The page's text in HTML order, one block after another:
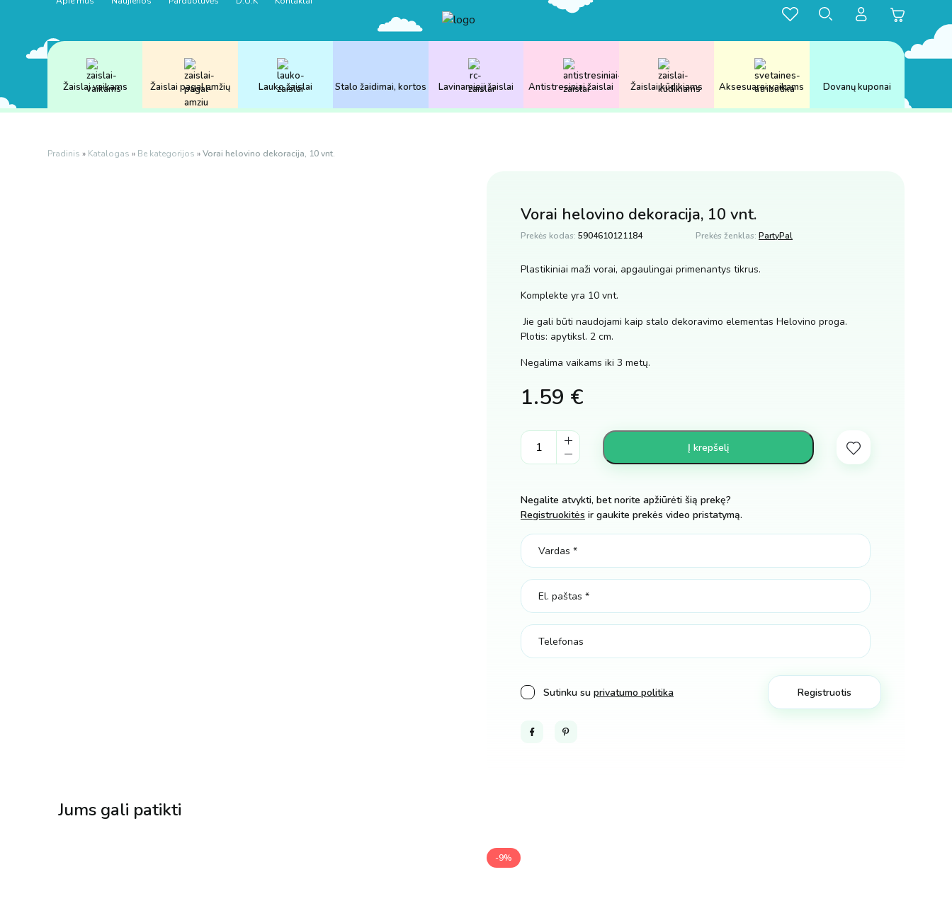
Žaislai vaikams Žaislai pagal amžių Lauko žaislai Stalo žaidimai, kortos Lavinamieji žaislai Antistresiniai žaislai Žaislai kūdikiams Aksesuarai vaikams Dovanų kuponai
Pradinis » Katalogas » Be kategorijos »Vorai helovino dekoracija, 10 vnt.
Vorai helovino dekoracija, 10 vnt.
Prekės kodas: 5904610121184 Prekės ženklas: PartyPal
Plastikiniai maži vorai, apgaulingai primenantys tikrus.
Komplekte yra 10 vnt.
Jie gali būti naudojami kaip stalo dekoravimo elementas Helovino proga.
Plotis: apytiksl. 2 cm.
Negalima vaikams iki 3 metų.
1.59 €
Vorai
helovino
vnt.
kiekis
Į krepšelį
Negalite atvykti, bet norite apžiūrėti šią prekę?
Registruokitės ir gaukite prekės video pristatymą.
Sutinku su privatumo politika
FacebookPinterest
Jums gali patikti
-9%